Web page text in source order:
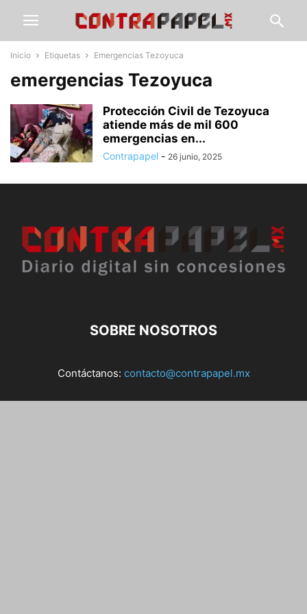
Inicio Etiquetas Emergencias Tezoyuca
emergencias Tezoyuca
Protección Civil de Tezoyuca
atiende más de mil 600
emergencias en...
Contrapapel - 26 junio, 2025
SOBRE NOSOTROS
Contáctanos: contacto@contrapapel.mx